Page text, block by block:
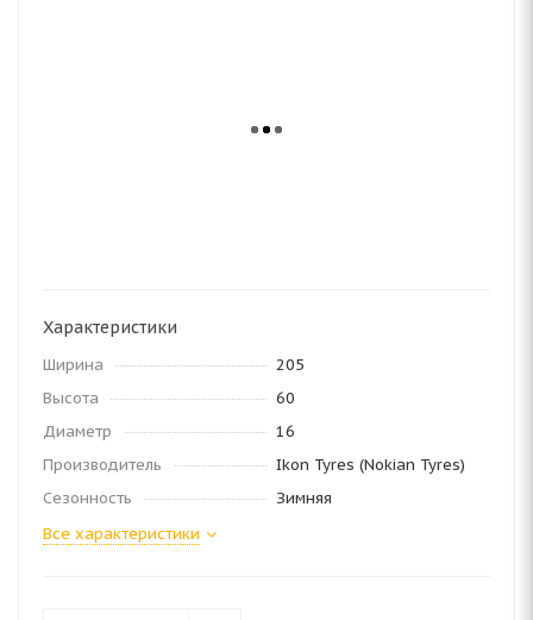
Характеристики
Ширина
205
Высота
60
Диаметр
16
Производитель
Ikon Tyres (Nokian Tyres)
Сезонность
Зимняя
Все характеристики